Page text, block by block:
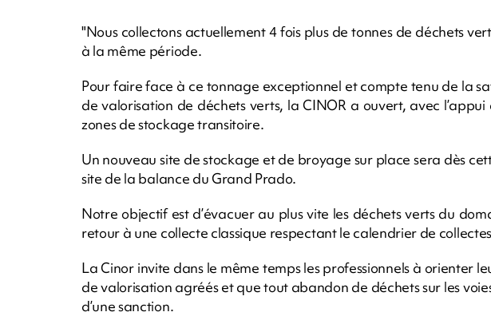
"Nous collectons actuellement 4 fois plus de tonnes de déchets
à la même période.
Pour faire face à ce tonnage exceptionnel et compte tenu de la
de valorisation de déchets verts, la CINOR a ouvert, avec
zones de stockage transitoire.
Un nouveau site de stockage et de broyage sur place sera dès
site de la balance du Grand Prado.
Notre objectif est d’évacuer au plus vite les déchets verts du
retour à une collecte classique respectant le calendrier de
La Cinor invite dans le même temps les professionnels à orienter
de valorisation agréés et que tout abandon de déchets sur les
d’une sanction.